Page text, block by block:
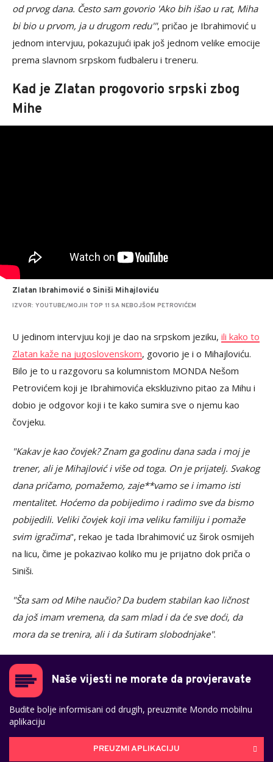
od prvog dana. Često sam govorio 'Ako bih išao u rat, Miha
bi bio u prvom, ja u drugom redu'", pričao je Ibrahimović u
jednom intervjuu, pokazujući ipak još jednom velike emocije
prema slavnom srpskom fudbaleru i treneru.
Kad je Zlatan progovorio srpski zbog
Mihe
Zlatan Ibrahimović o Siniši Mihajloviću
IZVOR: YOUTUBE/MOJIH TOP 11 SA NEBOJŠOM PETROVIĆEM
U jedinom intervjuu koji je dao na srpskom jeziku, ili kako to
Zlatan kaže na jugoslovenskom, govorio je i o Mihajloviću.
Bilo je to u razgovoru sa kolumnistom MONDA Nešom
Petrovićem koji je Ibrahimovića ekskluzivno pitao za Mihu i
dobio je odgovor koji i te kako sumira sve o njemu kao
čovjeku.
"Kakav je kao čovjek? Znam ga godinu dana sada i moj je
trener, ali je Mihajlović i više od toga. On je prijatelj. Svakog
dana pričamo, pomažemo, zaje**vamo se i imamo isti
mentalitet. Hoćemo da pobijedimo i radimo sve da bismo
pobijedili. Veliki čovjek koji ima veliku familiju i pomaže
svim igračima", rekao je tada Ibrahimović uz širok osmijeh
na licu, čime je pokazivao koliko mu je prijatno dok priča o
Siniši.
"Šta sam od Mihe naučio? Da budem stabilan kao ličnost
da još imam vremena, da sam mlad i da će sve doći, da
mora da se trenira, ali i da šutiram slobodnjake".
Naše vijesti ne morate da provjeravate
Budite bolje informisani od drugih, preuzmite Mondo mobilnu
aplikaciju
PREUZMI APLIKACIJU